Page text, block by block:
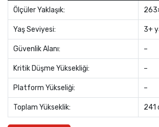
Ölçüler Yaklaşık:
Yaş Seviyesi: 3+
Güvenlik Alanı: –
Kritik Düşme Yüksekliği: –
Platform Yükseliği: –
Toplam Yükseklik: 241